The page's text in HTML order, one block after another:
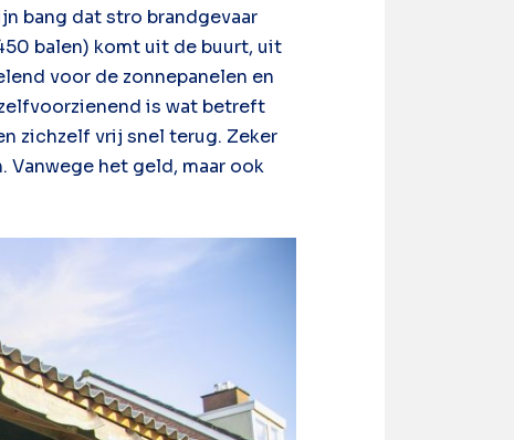
bang dat stro brandgevaar
balen) komt uit de buurt, uit
voor de zonnepanelen en
is wat betreft
zichzelf vrij snel terug. Zeker
Vanwege het geld, maar ook